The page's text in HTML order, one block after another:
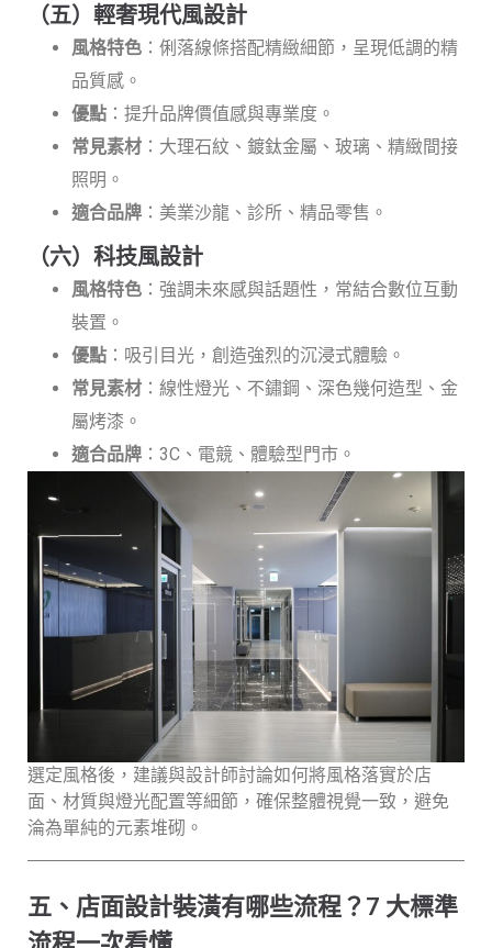
（五）輕奢現代風設計
風格特色 ：俐落線條搭配精緻細節，呈現低調的精
品質感。
優點 ：提升品牌價值感與專業度。
常見素材 ：大理石紋、鍍鈦金屬、玻璃、精緻間接
照明。
適合品牌 ：美業沙龍、診所、精品零售。
（六）科技風設計
風格特色 ：強調未來感與話題性，常結合數位互動
裝置。
優點 ：吸引目光，創造強烈的沉浸式體驗。
常見素材 ：線性燈光、不鏽鋼、深色幾何造型、金
屬烤漆。
適合品牌 ：3C、電競、體驗型門市。
選定風格後，建議與設計師討論如何將風格落實於店
面、材質與燈光配置等細節，確保整體視覺一致，避免
淪為單純的元素堆砌。
五、店面設計裝潢有哪些流程？7 大標準